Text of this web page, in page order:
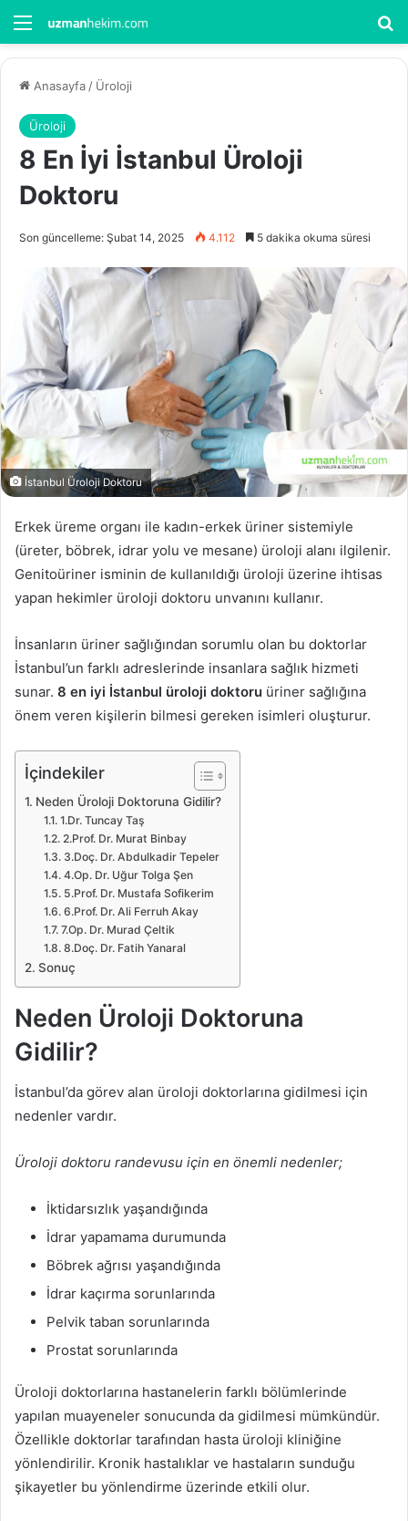
Menü
Anasayfa / Üroloji
Üroloji
8 En İyi İstanbul Üroloji
Doktoru
Son güncelleme: Şubat 14, 2025 4.112 5 dakika okuma süresi
İstanbul Üroloji Doktoru
Erkek üreme organı ile kadın-erkek üriner sistemiyle
(üreter, böbrek, idrar yolu ve mesane) üroloji alanı ilgilenir.
Genitoüriner isminin de kullanıldığı üroloji üzerine ihtisas
yapan hekimler üroloji doktoru unvanını kullanır.
İnsanların üriner sağlığından sorumlu olan bu doktorlar
İstanbul’un farklı adreslerinde insanlara sağlık hizmeti
sunar. 8 en iyi İstanbul üroloji doktoru üriner sağlığına
önem veren kişilerin bilmesi gereken isimleri oluşturur.
İçindekiler
Neden Üroloji Doktoruna Gidilir?
1.Dr. Tuncay Taş
2.Prof. Dr. Murat Binbay
3.Doç. Dr. Abdulkadir Tepeler
4.Op. Dr. Uğur Tolga Şen
5.Prof. Dr. Mustafa Sofikerim
6.Prof. Dr. Ali Ferruh Akay
7.Op. Dr. Murad Çeltik
8.Doç. Dr. Fatih Yanaral
Sonuç
Neden Üroloji Doktoruna
Gidilir?
İstanbul’da görev alan üroloji doktorlarına gidilmesi için
nedenler vardır.
Üroloji doktoru randevusu için en önemli nedenler;
İktidarsızlık yaşandığında
İdrar yapamama durumunda
Böbrek ağrısı yaşandığında
İdrar kaçırma sorunlarında
Pelvik taban sorunlarında
Prostat sorunlarında
Üroloji doktorlarına hastanelerin farklı bölümlerinde
yapılan muayeneler sonucunda da gidilmesi mümkündür.
Özellikle doktorlar tarafından hasta üroloji kliniğine
yönlendirilir. Kronik hastalıklar ve hastaların sunduğu
şikayetler bu yönlendirme üzerinde etkili olur.